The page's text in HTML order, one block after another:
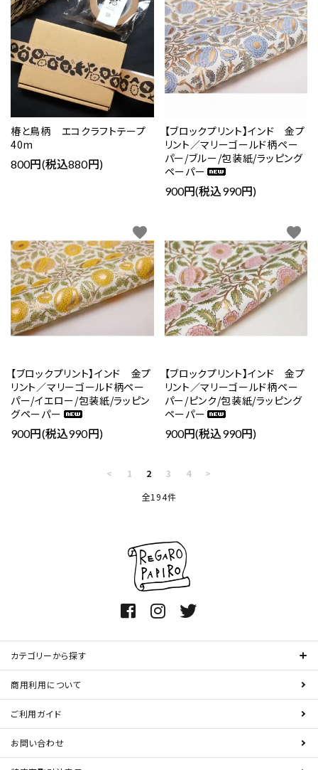
椿と鳥柄 エコクラフトテープ
40m
800円(税込880円)
【ブロックプリント】インド 金プ
リント／マリーゴールド柄ペー
パー/ブルー/包装紙/ラッピング
ペーパー
900円(税込990円)
【ブロックプリント】インド 金プ
リント／マリーゴールド柄ペー
パー/イエロー/包装紙/ラッピン
グペーパー
900円(税込990円)
favorite
【ブロックプリント】インド 金プ
リント／マリーゴールド柄ペー
パー/ピンク/包装紙/ラッピング
ペーパー
900円(税込990円)
favorite
< 1 2 3 4
>
全194件
カテゴリーから探す
商用利用について
ご利用ガイド
お問い合わせ